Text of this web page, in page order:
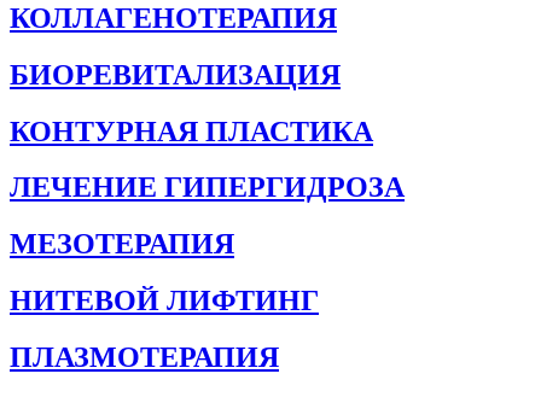
КОЛЛАГЕНОТЕРАПИЯ
БИОРЕВИТАЛИЗАЦИЯ
КОНТУРНАЯ ПЛАСТИКА
ЛЕЧЕНИЕ ГИПЕРГИДРОЗА
МЕЗОТЕРАПИЯ
НИТЕВОЙ ЛИФТИНГ
ПЛАЗМОТЕРАПИЯ